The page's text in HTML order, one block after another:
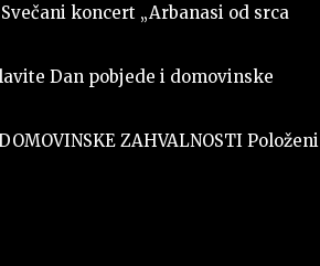
Svečani koncert „Arbanasi od srca
Dan pobjede i domovinske
ZAHVALNOSTI Položeni